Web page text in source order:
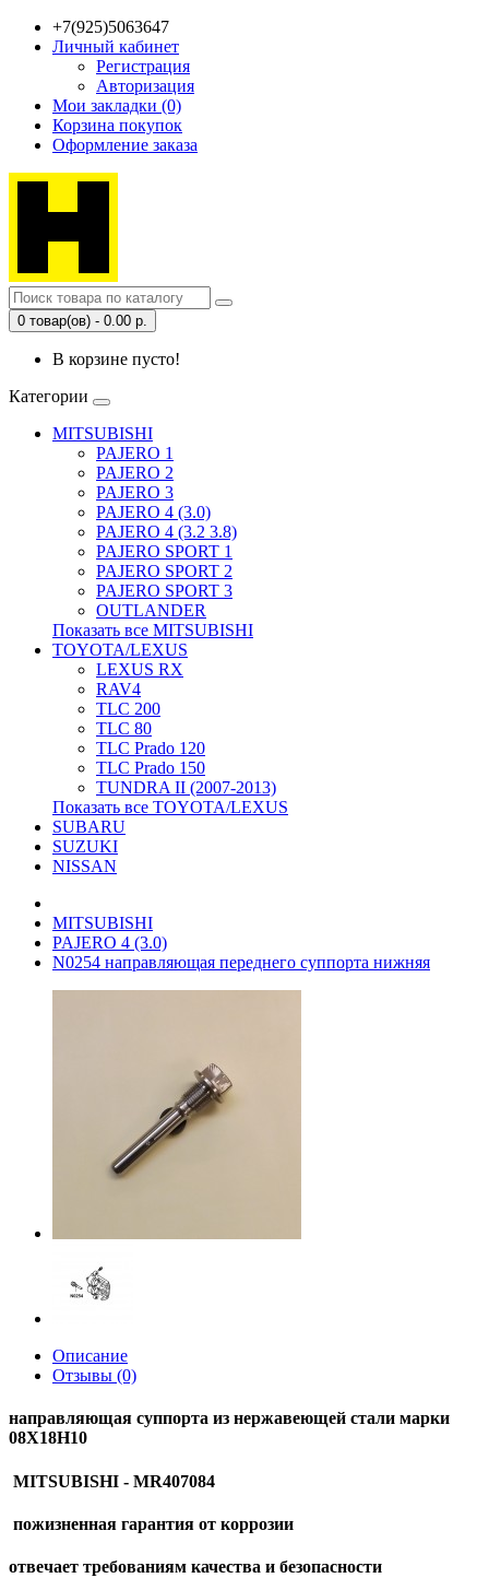
+7(925)5063647
Личный кабинет
Регистрация
Авторизация
Мои закладки (0)
Корзина покупок
Оформление заказа
0 товар(ов) - 0.00 р.
В корзине пусто!
Категории
MITSUBISHI
PAJERO 1
PAJERO 2
PAJERO 3
PAJERO 4 (3.0)
PAJERO 4 (3.2 3.8)
PAJERO SPORT 1
PAJERO SPORT 2
PAJERO SPORT 3
OUTLANDER
Показать все MITSUBISHI
TOYOTA/LEXUS
LEXUS RX
RAV4
TLC 200
TLC 80
TLC Prado 120
TLC Prado 150
TUNDRA II (2007-2013)
Показать все TOYOTA/LEXUS
SUBARU
SUZUKI
NISSAN
MITSUBISHI
PAJERO 4 (3.0)
N0254 направляющая переднего суппорта нижняя
Описание
Отзывы (0)
направляющая суппорта из нержавеющей стали марки
08Х18Н10
MITSUBISHI - MR407084
пожизненная гарантия от коррозии
отвечает требованиям качества и безопасности